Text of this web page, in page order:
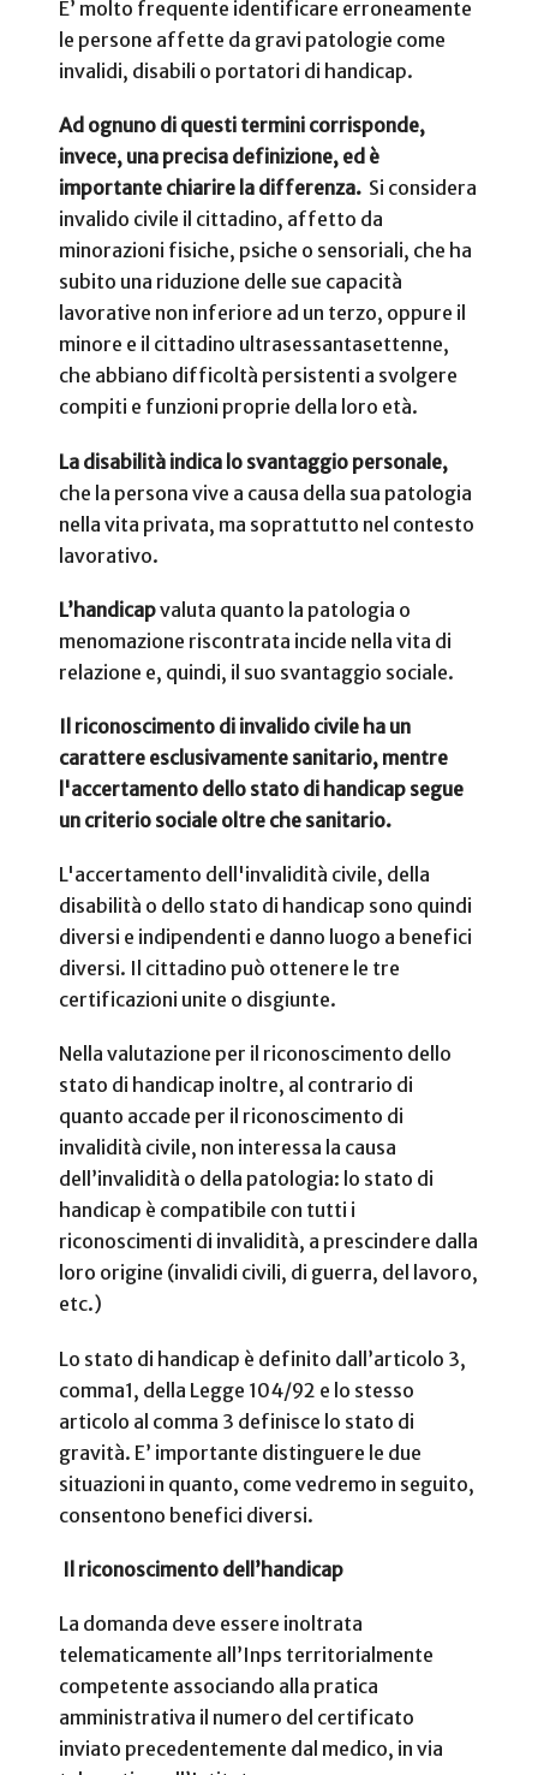
E’ molto frequente identificare erroneamente
le persone affette da gravi patologie come
invalidi, disabili o portatori di handicap.
Ad ognuno di questi termini corrisponde,
invece, una precisa definizione, ed è
importante chiarire la differenza. Si considera
invalido civile il cittadino, affetto da
minorazioni fisiche, psiche o sensoriali, che ha
subito una riduzione delle sue capacità
lavorative non inferiore ad un terzo, oppure il
minore e il cittadino ultrasessantasettenne,
che abbiano difficoltà persistenti a svolgere
compiti e funzioni proprie della loro età.
La disabilità indica lo svantaggio personale,
che la persona vive a causa della sua patologia
nella vita privata, ma soprattutto nel contesto
lavorativo.
L’handicapvaluta quanto la patologia o
menomazione riscontrata incide nella vita di
relazione e, quindi, il suo svantaggio sociale.
Il riconoscimento di invalido civile ha un
carattere esclusivamente sanitario, mentre
l'accertamento dello stato di handicap segue
un criterio sociale oltre che sanitario.
L'accertamento dell'invalidità civile, della
disabilità o dello stato di handicap sono quindi
diversi e indipendenti e danno luogo a benefici
diversi. Il cittadino può ottenere le tre
certificazioni unite o disgiunte.
Nella valutazione per il riconoscimento dello
stato di handicap inoltre, al contrario di
quanto accade per il riconoscimento di
invalidità civile, non interessa la causa
dell’invalidità o della patologia: lo stato di
handicap è compatibile con tutti i
riconoscimenti di invalidità, a prescindere dalla
loro origine (invalidi civili, di guerra, del lavoro,
etc.)
Lo stato di handicap è definito dall’articolo 3,
comma1, della Legge 104/92 e lo stesso
articolo al comma 3 definisce lo stato di
gravità. E’ importante distinguere le due
situazioni in quanto, come vedremo in seguito,
consentono benefici diversi.
Il riconoscimento dell’handicap
La domanda deve essere inoltrata
telematicamente all’Inps territorialmente
competente associando alla pratica
amministrativa il numero del certificato
inviato precedentemente dal medico, in via